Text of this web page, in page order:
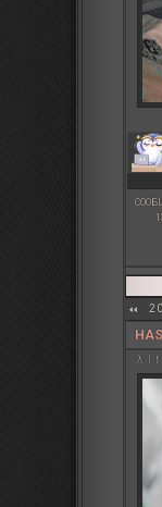
λ l t